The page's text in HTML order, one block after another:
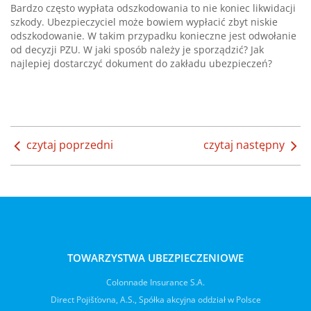
Bardzo często wypłata odszkodowania to nie koniec likwidacji
szkody. Ubezpieczyciel może bowiem wypłacić zbyt niskie
odszkodowanie. W takim przypadku konieczne jest odwołanie
od decyzji PZU. W jaki sposób należy je sporządzić? Jak
najlepiej dostarczyć dokument do zakładu ubezpieczeń?
czytaj poprzedni czytaj następny
TOWARZYSTWA UBEZPIECZENIOWE
Colonnade Insurance S.A.
Direct Pojišťovna, A.S., Spółka akcyjna oddział w Polsce